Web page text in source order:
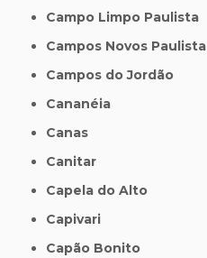
Campo Limpo Paulista
Campos Novos Paulista
Campos do Jordão
Cananéia
Canas
Canitar
Capela do Alto
Capivari
Capão Bonito